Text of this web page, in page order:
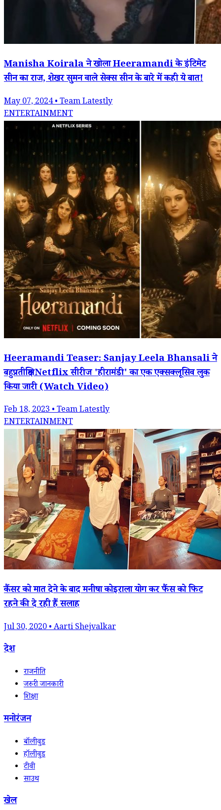
Manisha Koirala ने खोला Heeramandi के इंटिमेट
सीन का राज, शेखर सुमन वाले सेक्स सीन के बारे में कही ये बात!
May 07, 2024 • Team Latestly
ENTERTAINMENT
Heeramandi Teaser: Sanjay Leela Bhansali ने
बहुप्रतीक्षित Netflix सीरीज 'हीरामंडी' का एक एक्सक्लूसिव लुक
किया जारी (Watch Video)
Feb 18, 2023 • Team Latestly
ENTERTAINMENT
कैंसर को मात देने के बाद मनीषा कोइराला योग कर फैंस को फिट
रहने की दे रही हैं सलाह
Jul 30, 2020 • Aarti Shejvalkar
देश
राजनीति
जरुरी जानकारी
शिक्षा
मनोरंजन
बॉलीवुड
हॉलीवुड
टीवी
साउथ
खेल